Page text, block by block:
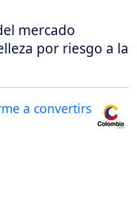
mercado
por riesgo a la